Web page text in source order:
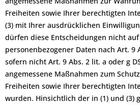
Freiheiten sowie Ihrer berechtigten
(3) mit Ihrer ausdrücklichen
dürfen diese Entscheidungen nicht
personenbezogener Daten nach Art. 9
sofern nicht Art. 9 Abs. 2 lit. a oder g
angemessene Maßnahmen zum
Freiheiten sowie Ihrer berechtigten
wurden. Hinsichtlich der in (1) und (3)